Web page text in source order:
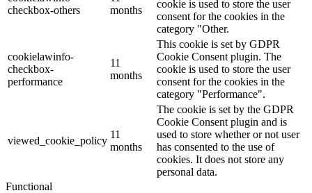
checkbox-others
months
cookie is used to store the user
consent for the cookies in the
category "Other.
cookielawinfo-
checkbox-
performance
11
months
This cookie is set by GDPR
Cookie Consent plugin. The
cookie is used to store the user
consent for the cookies in the
category "Performance".
viewed_cookie_policy
11
months
The cookie is set by the GDPR
Cookie Consent plugin and is
used to store whether or not user
has consented to the use of
cookies. It does not store any
personal data.
Functional